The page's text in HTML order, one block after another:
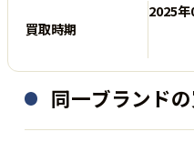
買取時期
2025年
同一ブランド